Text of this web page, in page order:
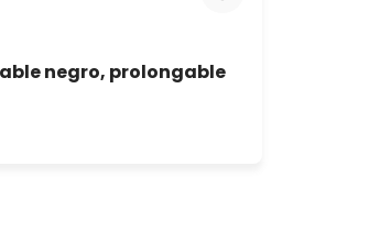
negro, prolongable